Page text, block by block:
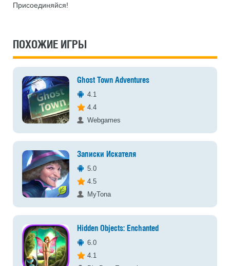
Присоединяйся!
ПОХОЖИЕ ИГРЫ
Ghost Town Adventures
4.1
4.4
Webgames
Записки Искателя
5.0
4.5
MyTona
Hidden Objects: Enchanted
6.0
4.1